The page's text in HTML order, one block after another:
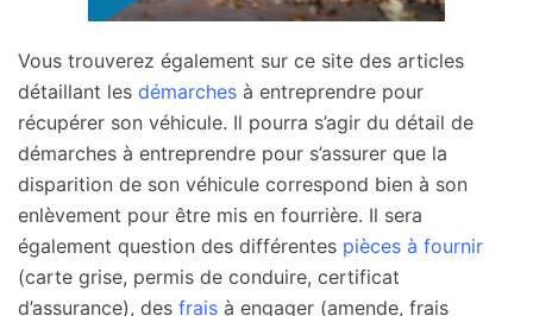
Vous trouverez également sur ce site des articles
détaillant les démarches à entreprendre pour
récupérer son véhicule. Il pourra s’agir du détail de
démarches à entreprendre pour s’assurer que la
disparition de son véhicule correspond bien à son
enlèvement pour être mis en fourrière. Il sera
également question des différentes pièces à fournir
(carte grise, permis de conduire, certificat
d’assurance), des frais à engager (amende, frais